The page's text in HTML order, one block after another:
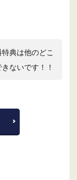
典は他のどこ
ないです！！